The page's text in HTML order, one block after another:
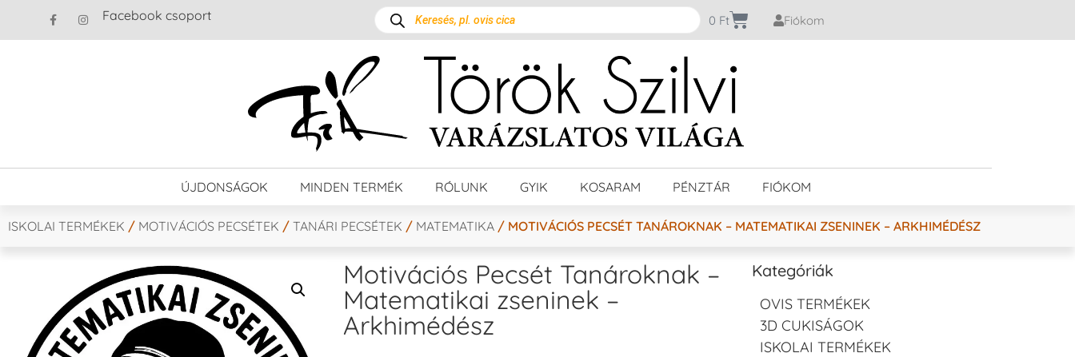
Facebook csoport 0 Ft Fiókom
ÚJDONSÁGOK MINDEN TERMÉK RÓLUNK GYIK KOSARAM PÉNZTÁR FIÓKOM
ISKOLAI TERMÉKEK / MOTIVÁCIÓS PECSÉTEK / TANÁRI PECSÉTEK / MATEMATIKA / MOTIVÁCIÓS PECSÉT TANÁROKNAK – MATEMATIKAI ZSENINEK – ARKHIMÉDÉSZ
Motivációs Pecsét Tanároknak –
Matematikai zseninek –
Arkhimédész
Kategóriák
OVIS TERMÉKEK
3D CUKISÁGOK
ISKOLAI TERMÉKEK